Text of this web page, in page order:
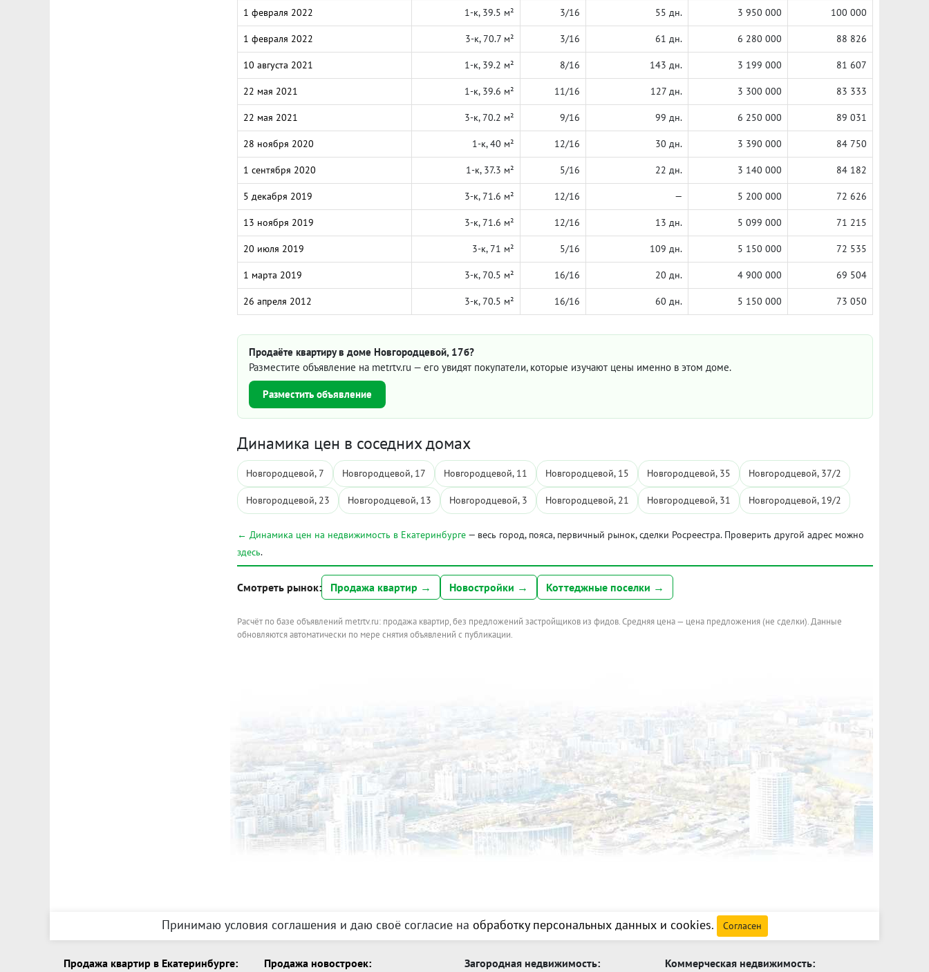
1 февраля 2022 1-к, 39.5 м² 3/16 55 дн. 3 950 000 100 000
1 февраля 2022 3-к, 70.7 м² 3/16 61 дн. 6 280 000 88 826
10 августа 2021 1-к, 39.2 м² 8/16 143 дн. 3 199 000 81 607
22 мая 2021 1-к, 39.6 м² 11/16 127 дн. 3 300 000 83 333
22 мая 2021 3-к, 70.2 м² 9/16 99 дн. 6 250 000 89 031
28 ноября 2020 1-к, 40 м² 12/16 30 дн. 3 390 000 84 750
1 сентября 2020 1-к, 37.3 м² 5/16 22 дн. 3 140 000 84 182
5 декабря 2019 3-к, 71.6 м² 12/16 — 5 200 000 72 626
13 ноября 2019 3-к, 71.6 м² 12/16 13 дн. 5 099 000 71 215
20 июля 2019 3-к, 71 м² 5/16 109 дн. 5 150 000 72 535
1 марта 2019 3-к, 70.5 м² 16/16 20 дн. 4 900 000 69 504
26 апреля 2012 3-к, 70.5 м² 16/16 60 дн. 5 150 000 73 050
Продаёте квартиру в доме Новгородцевой, 17б?
Разместите объявление на metrtv.ru — его увидят покупатели, которые изучают цены именно в этом доме.
Разместить объявление
Динамика цен в соседних домах
Новгородцевой, 7 Новгородцевой, 17 Новгородцевой, 11 Новгородцевой, 15 Новгородцевой, 35 Новгородцевой, 37/2
Новгородцевой, 23 Новгородцевой, 13 Новгородцевой, 3 Новгородцевой, 21 Новгородцевой, 31 Новгородцевой, 19/2
← Динамика цен на недвижимость в Екатеринбурге — весь город, пояса, первичный рынок, сделки Росреестра. Проверить другой адрес можно
здесь.
Смотреть рынок: Продажа квартир → Новостройки → Коттеджные поселки →
Расчёт по базе объявлений metrtv.ru: продажа квартир, без предложений застройщиков из фидов. Средняя цена — цена предложения (не сделки). Данные
обновляются автоматически по мере снятия объявлений с публикации.
Принимаю условия соглашения и даю своё согласие на обработку персональных данных и cookies. Согласен
Продажа квартир в Екатеринбурге: Продажа новостроек: Загородная недвижимость: Коммерческая недвижимость: